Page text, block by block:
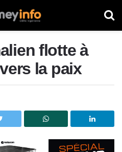
flotte à
la paix